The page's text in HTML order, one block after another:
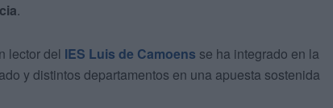
.
lector del IES Luis de Camoens se ha integrado en la
y distintos departamentos en una apuesta sostenida